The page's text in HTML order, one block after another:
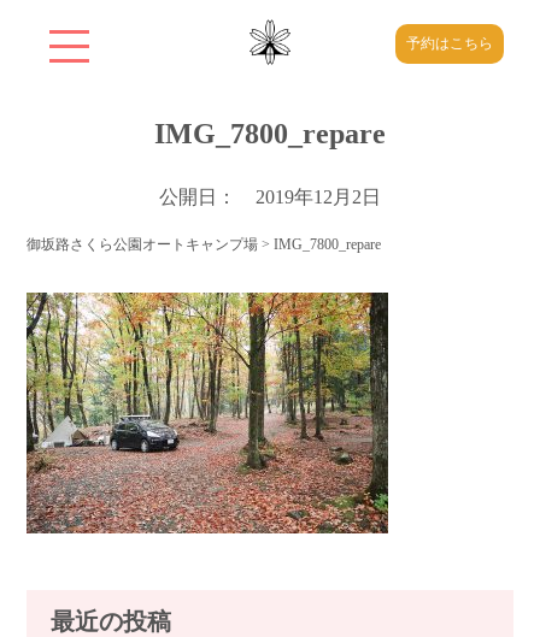
予約はこちら
IMG_7800_repare
公開日： 2019年12月2日
御坂路さくら公園オートキャンプ場 >IMG_7800_repare
最近の投稿